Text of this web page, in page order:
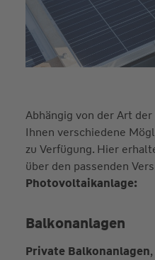
Abhängig von der Art
Ihnen verschiedene
zu Verfügung. Hier
über den passenden
Photovoltaikanlage:
Balkonanlagen
Private Balkonanlagen